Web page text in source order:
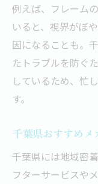
メガネの
こす理由
フレーム
対策
メガネ調
快適なメ
イント
例えば、フレーム
いると、視界がぼ
因になることも。
たトラブルを防ぐ
しているため、忙
す。
千葉県おすすめ
千葉県には地域密
フターサービスや